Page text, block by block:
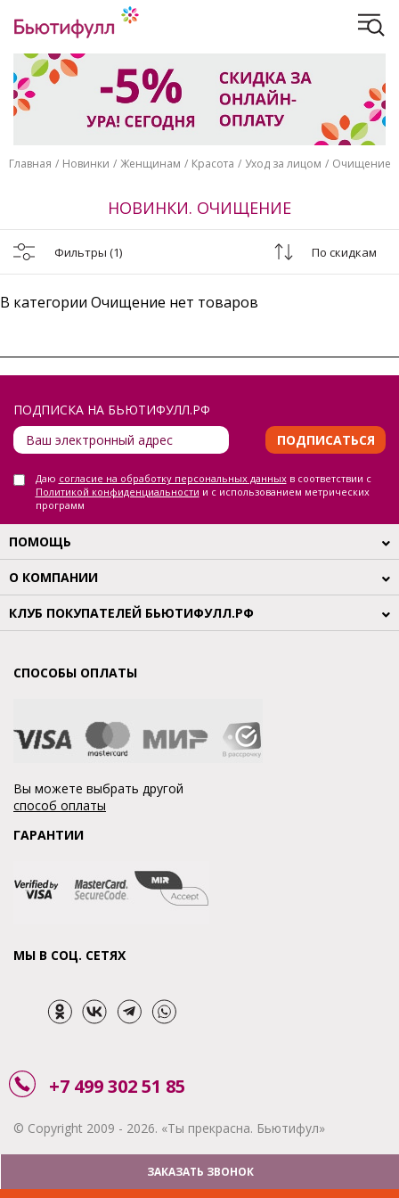
Главная Новинки Женщинам Красота Уход за лицом Очищение
НОВИНКИ. ОЧИЩЕНИЕ
Фильтры (1) По скидкам
В категории Очищение нет товаров
ПОДПИСКА НА БЬЮТИФУЛЛ.РФ
ПОДПИСАТЬСЯ
Даю согласие на обработку персональных данныхв соответствии с
Политикой конфиденциальности и с использованием метрических
программ
ПОМОЩЬ
О КОМПАНИИ
КЛУБ ПОКУПАТЕЛЕЙ БЬЮТИФУЛЛ.РФ
СПОСОБЫ ОПЛАТЫ
Вы можете выбрать другой
способ оплаты
ГАРАНТИИ
МЫ В СОЦ. СЕТЯХ
+7 499 302 51 85
© Copyright 2009 - 2026. «Ты прекрасна. Бьютифул»
ЗАКАЗАТЬ ЗВОНОК